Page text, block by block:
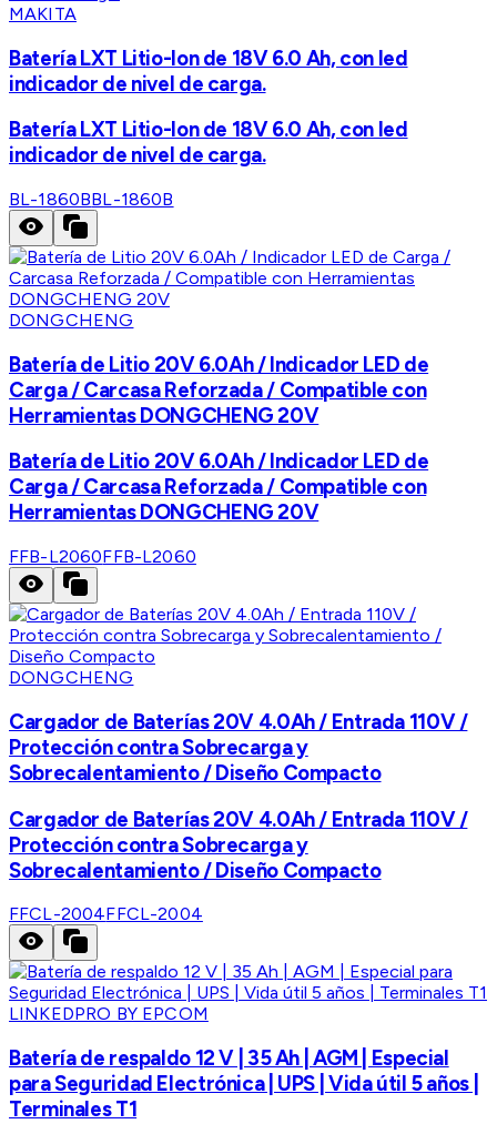
MAKITA
Batería LXT Litio-Ion de 18V 6.0 Ah, con led
indicador de nivel de carga.
Batería LXT Litio-Ion de 18V 6.0 Ah, con led
indicador de nivel de carga.
BL-1860BBL-1860B
DONGCHENG
Batería de Litio 20V 6.0Ah / Indicador LED de
Carga / Carcasa Reforzada / Compatible con
Herramientas DONGCHENG 20V
Batería de Litio 20V 6.0Ah / Indicador LED de
Carga / Carcasa Reforzada / Compatible con
Herramientas DONGCHENG 20V
FFB-L2060FFB-L2060
DONGCHENG
Cargador de Baterías 20V 4.0Ah / Entrada 110V /
Protección contra Sobrecarga y
Sobrecalentamiento / Diseño Compacto
Cargador de Baterías 20V 4.0Ah / Entrada 110V /
Protección contra Sobrecarga y
Sobrecalentamiento / Diseño Compacto
FFCL-2004FFCL-2004
LINKEDPRO BY EPCOM
Batería de respaldo 12 V | 35 Ah | AGM | Especial
para Seguridad Electrónica | UPS | Vida útil 5 años |
Terminales T1